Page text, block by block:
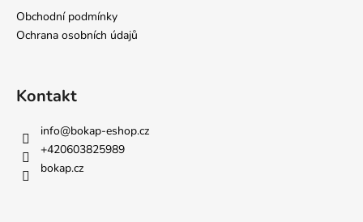
Obchodní podmínky
Ochrana osobních údajů
Kontakt
info@bokap-eshop.cz
+420603825989
bokap.cz